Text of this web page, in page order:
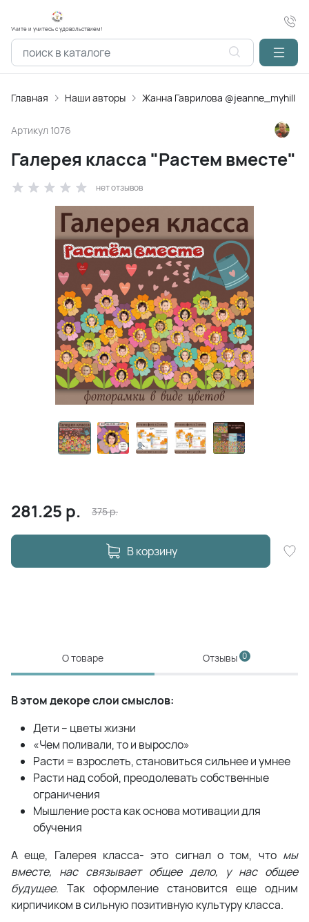
Учите и учитесь с удовольствием!
Главная Наши авторы Жанна Гаврилова @jeanne_myhill
Артикул 1076
Галерея класса "Растем вместе"
нет отзывов
281.25 р. 375р.
В корзину
О товаре Отзывы 0
В этом декоре слои смыслов:
Дети – цветы жизни
«Чем поливали, то и выросло»
Расти = взрослеть, становиться сильнее и умнее
Расти над собой, преодолевать собственные
ограничения
Мышление роста как основа мотивации для
обучения
А еще, Галерея класса- это сигнал о том, что мы
вместе, нас связывает общее дело, у нас общее
будущее. Так оформление становится еще одним
кирпичиком в сильную позитивную культуру класса.